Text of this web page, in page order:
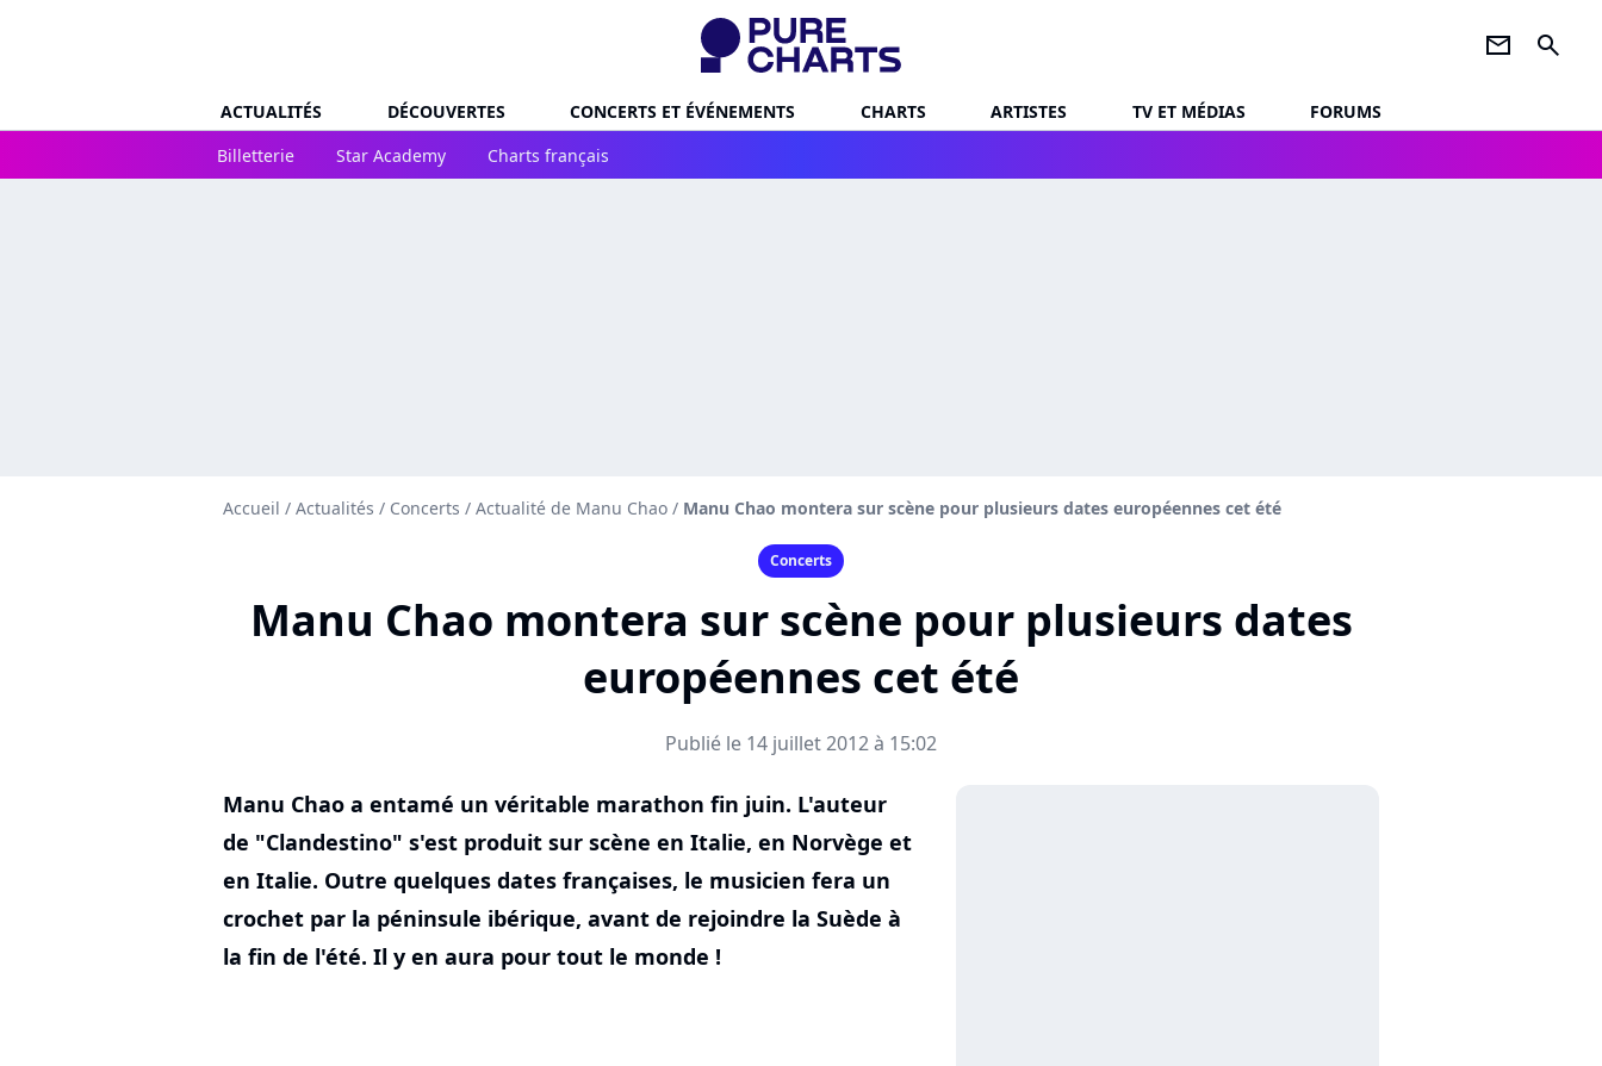
newsletter search
ACTUALITÉS DÉCOUVERTES CONCERTS ET ÉVÉNEMENTS CHARTS ARTISTES TV ET MÉDIAS
FORUMS
Billetterie
Star Academy Charts français
Accueil / Actualités / Concerts / Actualité de Manu Chao / Manu Chao montera sur scène pour plusieurs dates européennes cet été
Concerts
Manu Chao montera sur scène pour plusieurs dates
européennes cet été
Publié le 14 juillet 2012 à 15:02
Manu Chao a entamé un véritable marathon fin juin. L'auteur
de "Clandestino" s'est produit sur scène en Italie, en Norvège et
en Italie. Outre quelques dates françaises, le musicien fera un
crochet par la péninsule ibérique, avant de rejoindre la Suède à
la fin de l'été. Il y en aura pour tout le monde !